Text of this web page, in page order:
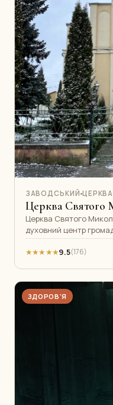
ЗАВОДСЬКИЙ
Церква Святого
Церква Святого
духовний центр
регулярно
★★★★★9.5(176)
ЗДОРОВ'Я